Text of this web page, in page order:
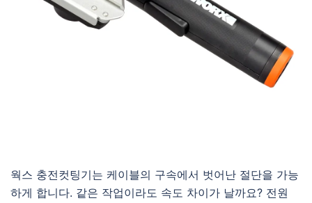
웍스 충전컷팅기는 케이블의 구속에서 벗어난 절단을 가능
하게 합니다. 같은 작업이라도 속도 차이가 날까요? 전원